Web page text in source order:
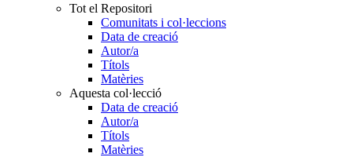
Tot el Repositori
Comunitats i col·leccions
Data de creació
Autor/a
Títols
Matèries
Aquesta col·lecció
Data de creació
Autor/a
Títols
Matèries